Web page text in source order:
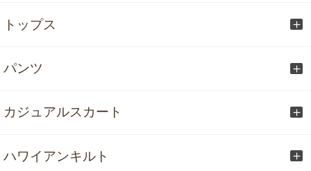
トップス
パンツ
カジュアルスカート
ハワイアンキルト